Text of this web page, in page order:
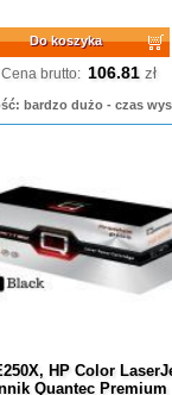
Do koszyka
Cena brutto: 106.81 zł
bardzo dużo - czas
HP Color
Quantec Premium